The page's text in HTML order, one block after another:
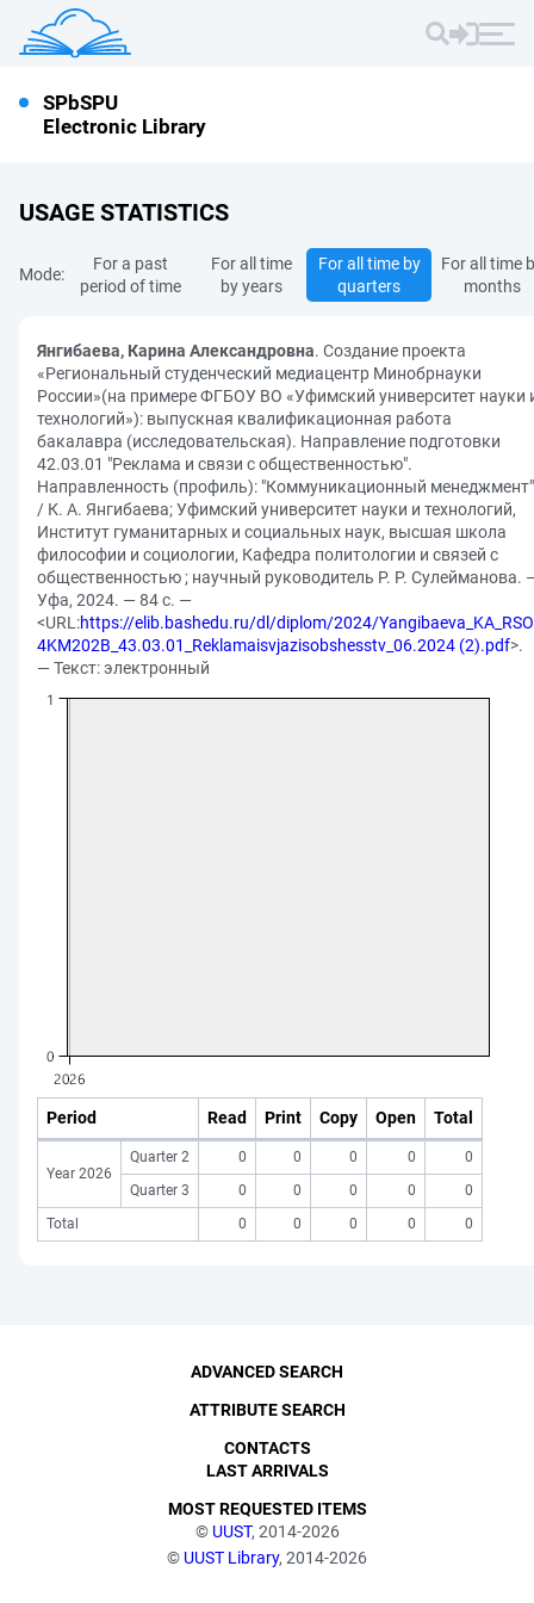
SPbSPU
Electronic Library
USAGE STATISTICS
Mode:
For a past
period of time
For all time
by years
For all time by
quarters
For all time
months
Янгибаева, Карина Александровна. Создание проекта
«Региональный студенческий медиацентр Минобрнауки
России»(на примере ФГБОУ ВО «Уфимский университет науки
технологий»): выпускная квалификационная работа
бакалавра (исследовательская). Направление подготовки
42.03.01 "Реклама и связи с общественностью".
Направленность (профиль): "Коммуникационный менеджмент"
/ К. А. Янгибаева; Уфимский университет науки и технологий,
Институт гуманитарных и социальных наук, высшая школа
философии и социологии, Кафедра политологии и связей с
общественностью ; научный руководитель Р. Р. Сулейманова.
Уфа, 2024. — 84 с. —
<URL:https://elib.bashedu.ru/dl/diplom/2024/
4KM202B_43.03.01_Reklamaisvjazisobshesstv_06.2024 (2).pdf>.
— Текст: электронный
Period Read Print Copy Open Total
Year 2026
Quarter 2 0 0 0 0
0
Quarter 3
0 0 0 0
0
Total
0 0 0 0 0
© UUST, 2014-2026
© UUST Library, 2014-2026
ADVANCED SEARCH
ATTRIBUTE SEARCH
CONTACTS
LAST ARRIVALS
MOST REQUESTED ITEMS